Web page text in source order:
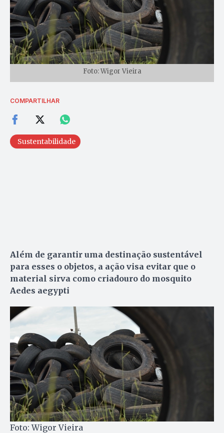
Foto: Wigor Vieira
COMPARTILHAR
Sustentabilidade
Além de garantir uma destinação sustentável
para esses o objetos, a ação visa evitar que o
material sirva como criadouro do mosquito
Aedes aegypti
Foto: Wigor Vieira